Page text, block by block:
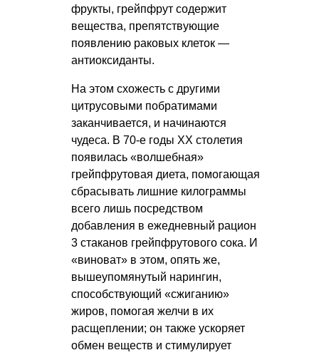
фрукты, грейпфрут содержит
вещества, препятствующие
появлению раковых клеток —
антиоксиданты.
На этом схожесть с другими
цитрусовыми побратимами
заканчивается, и начинаются
чудеса. В 70-е годы ХХ столетия
появилась «волшебная»
грейпфрутовая диета, помогающая
сбрасывать лишние килограммы
всего лишь посредством
добавления в ежедневный рацион
3 стаканов грейпфрутового сока. И
«виноват» в этом, опять же,
вышеупомянутый нарингин,
способствующий «сжиганию»
жиров, помогая желчи в их
расщеплении; он также ускоряет
обмен веществ и стимулирует